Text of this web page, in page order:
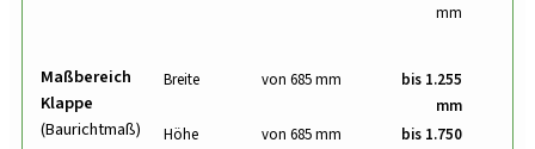
mm
Maßbereich
Klappe
(Baurichtmaß)
Breite von 685 mm
bis 1.255
mm
Höhe
von 685 mm
bis 1.750